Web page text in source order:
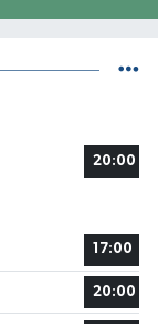
20:00
17:00
20:00